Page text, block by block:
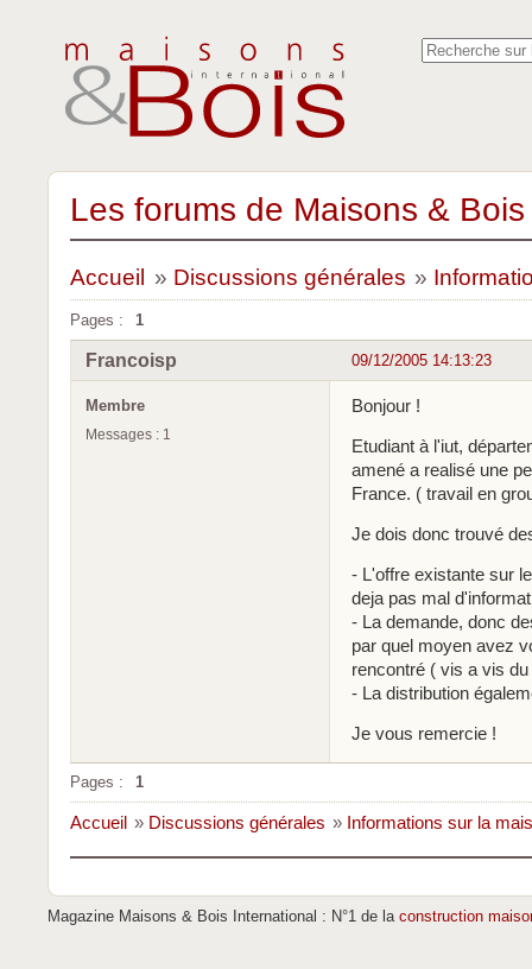
Les forums de Maisons &
Accueil » Discussions générales »
Pages : 1
09/12/2005 14:13:23
Francoisp
Membre
Messages : 1
Bonjour !
Etudiant à l'iut,
amené a realisé une
France. ( travail en
Je dois donc trouvé
- L'offre existante sur
deja pas mal
- La demande, donc
par quel moyen avez
rencontré ( vis a vis
- La distribution
Je vous remercie !
Pages : 1
Accueil » Discussions générales » Informations sur la
Magazine Maisons & Bois International : N°1 de la construction